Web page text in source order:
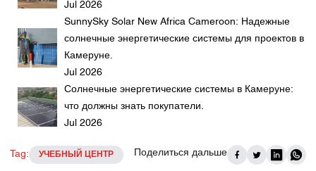
Jul 2026
SunnySky Solar New Africa Cameroon: Надежные
солнечные энергетические системы для проектов в
Камеруне.
Jul 2026
Солнечные энергетические системы в Камеруне:
что должны знать покупатели.
Jul 2026
Tag: УЧЕБНЫЙ ЦЕНТР Поделиться дальше